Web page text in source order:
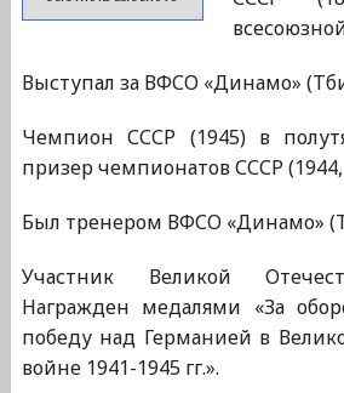
Выступал за ВФСО «Динамо»
Чемпион СССР (1945) в
призер чемпионатов СССР (1944,
Был тренером ВФСО «Динамо»
Участник Великой
Награжден медалями «За
победу над Германией в
войне 1941-1945 гг.».